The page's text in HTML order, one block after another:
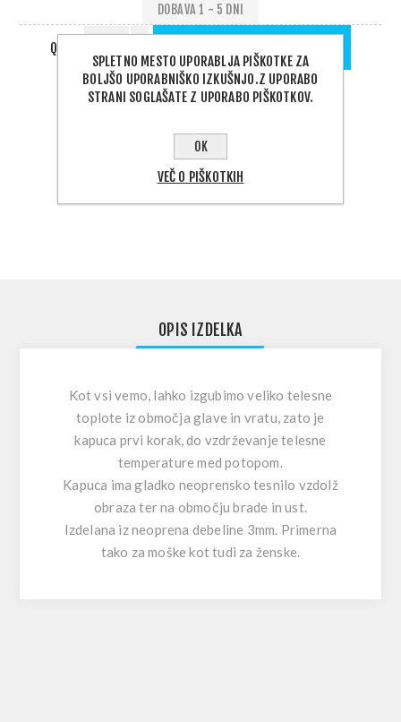
DOBAVA 1 - 5 DNI
QTY:
PODELI:
OPIS IZDELKA
Kot vsi vemo, lahko izgubimo veliko telesne
toplote iz območja glave in vratu, zato je
kapuca prvi korak, do vzdrževanje telesne
temperature med potopom.
Kapuca ima gladko neoprensko tesnilo vzdolž
obraza ter na območju brade in ust.
Izdelana iz neoprena debeline 3mm. Primerna
tako za moške kot tudi za ženske.
SPLETNO MESTO UPORABLJA PIŠKOTKE ZA
BOLJŠO UPORABNIŠKO IZKUŠNJO.Z UPORABO
STRANI SOGLAŠATE Z UPORABO PIŠKOTKOV.
OK
VEČ O PIŠKOTKIH